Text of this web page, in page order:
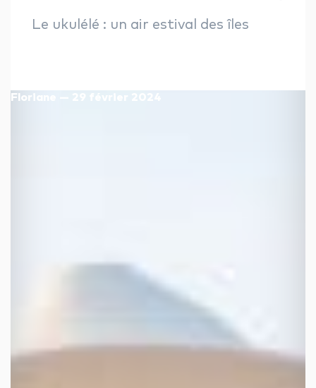
instagram whatsapp
Le ukulélé : un air estival des îles
Floriane — 29 février 2024